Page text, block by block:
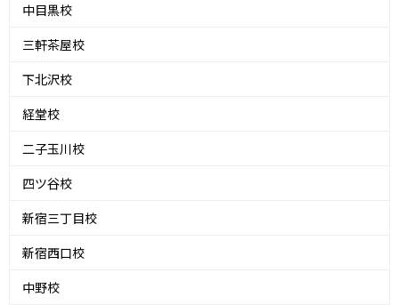
中目黒校
三軒茶屋校
下北沢校
経堂校
二子玉川校
四ツ谷校
新宿三丁目校
新宿西口校
中野校